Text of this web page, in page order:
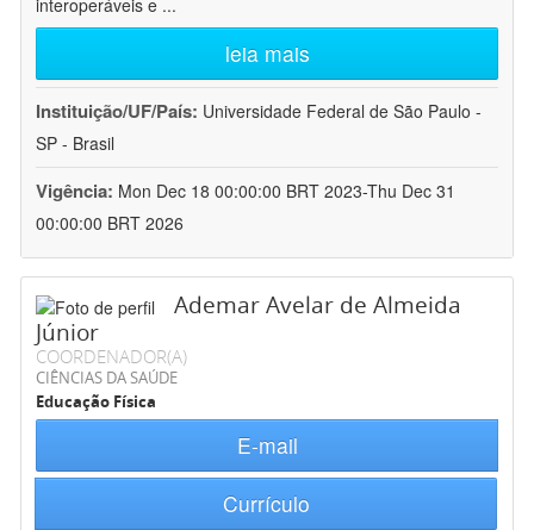
interoperáveis e ...
leia mais
Instituição/UF/País: Universidade Federal de São Paulo -
SP - Brasil
Vigência: Mon Dec 18 00:00:00 BRT 2023-Thu Dec 31
00:00:00 BRT 2026
Ademar Avelar de Almeida
Júnior
COORDENADOR(A)
CIÊNCIAS DA SAÚDE
Educação Física
E-mail
Currículo